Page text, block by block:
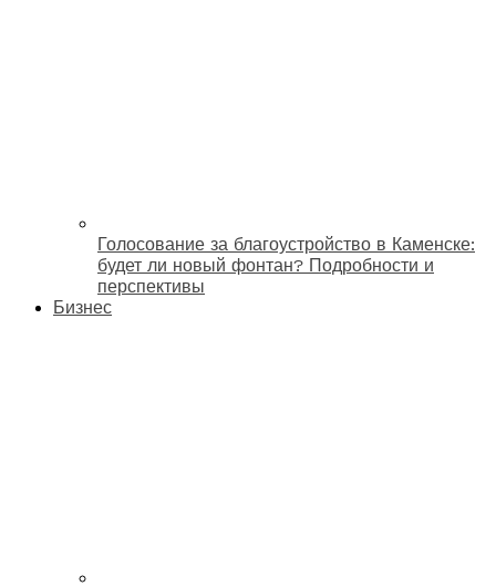
Голосование за благоустройство в Каменске:
будет ли новый фонтан? Подробности и
перспективы
Бизнес